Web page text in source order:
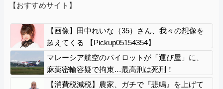
【おすすめサイト】
【画像】田中れいな（35）さん、我々の想像を
超えてくる 【Pickup05154354】
マレーシア航空のパイロットが「運び屋」に、
麻薬密輸容疑で拘束…最高刑は死刑！
【消費税減税】農家、ガチで『悲鳴』を上げて